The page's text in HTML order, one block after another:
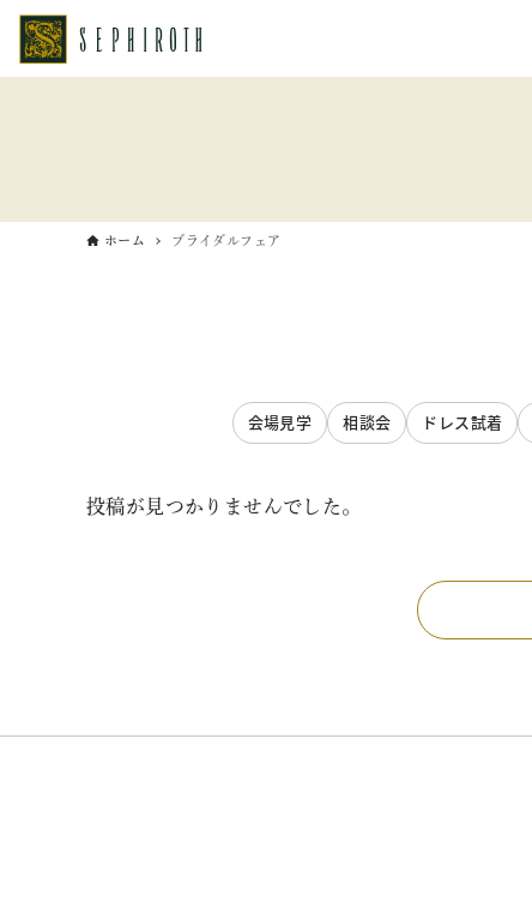
ホーム ブライダルフェア
会場見学 相談会 ドレス試着
投稿が見つかりませんでした。